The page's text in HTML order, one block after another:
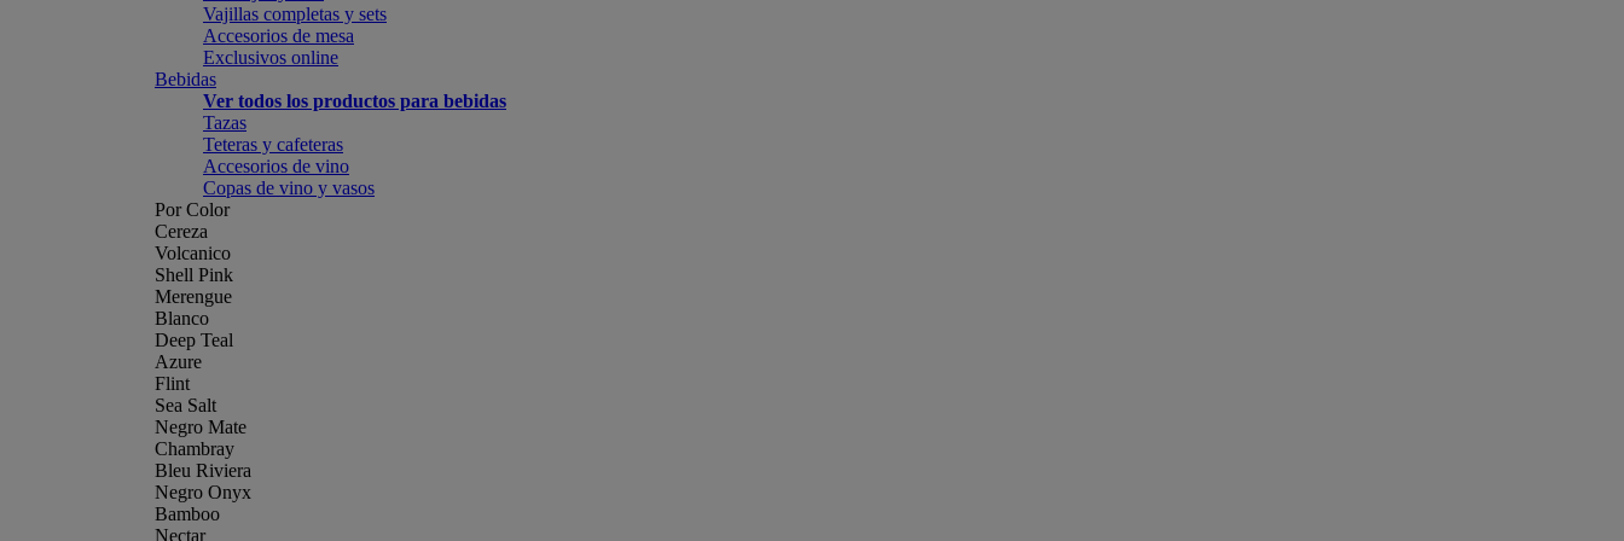
Vajillas completas y sets
Accesorios de mesa
Exclusivos online
Bebidas
Ver todos los productos para bebidas
Tazas
Teteras y cafeteras
Accesorios de vino
Copas de vino y vasos
Por Color
Cereza
Volcanico
Shell Pink
Merengue
Blanco
Deep Teal
Azure
Flint
Sea Salt
Negro Mate
Chambray
Bleu Riviera
Negro Onyx
Bamboo
Nectar